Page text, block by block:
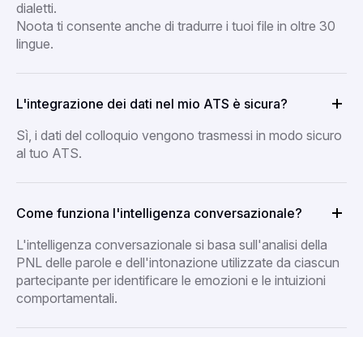
dialetti.
Noota ti consente anche di tradurre i tuoi file in oltre 30
lingue.
L'integrazione dei dati nel mio ATS è sicura?
Sì, i dati del colloquio vengono trasmessi in modo sicuro
al tuo ATS.
Come funziona l'intelligenza conversazionale?
L'intelligenza conversazionale si basa sull'analisi della
PNL delle parole e dell'intonazione utilizzate da ciascun
partecipante per identificare le emozioni e le intuizioni
comportamentali.